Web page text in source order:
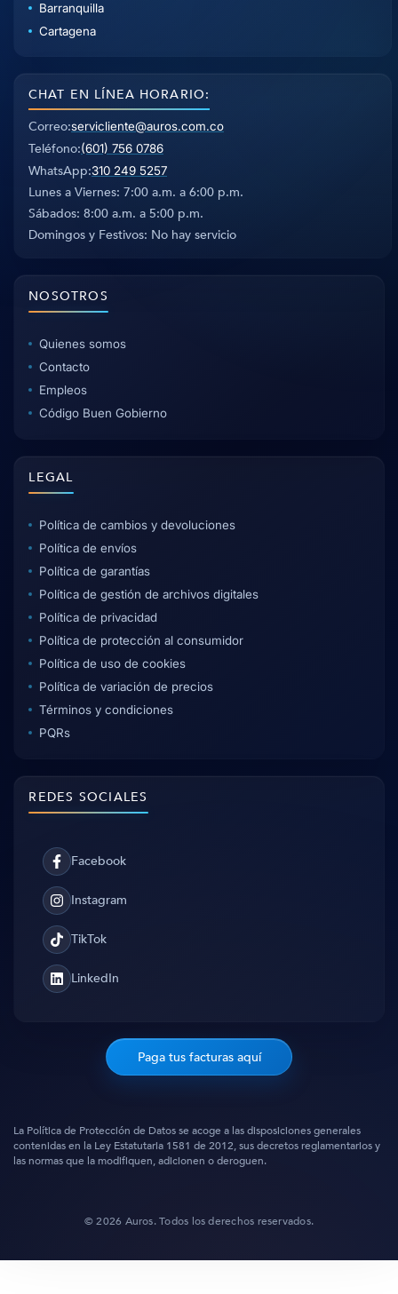
Barranquilla
Cartagena
CHAT EN LÍNEA HORARIO:
Correo servicliente@auros.com.co
Teléfono (601) 756 0786
WhatsApp 310 249 5257
Lunes a Viernes: 7:00 a.m. a 6:00 p.m.
Sábados: 8:00 a.m. a 5:00 p.m.
Domingos y Festivos: No hay servicio
NOSOTROS
Quienes somos
Contacto
Empleos
Código Buen Gobierno
LEGAL
Política de cambios y devoluciones
Política de envíos
Política de garantías
Política de gestión de archivos digitales
Política de privacidad
Política de protección al consumidor
Política de uso de cookies
Política de variación de precios
Términos y condiciones
PQRs
REDES SOCIALES
Facebook
Facebook
Instagram
Instagram
TikTokTikTok
Translation
missing:
LinkedIn
Paga tus facturas aquí
La Política de Protección de Datos se acoge a las disposiciones generales
contenidas en la Ley Estatutaria 1581 de 2012, sus decretos reglamentarios y
las normas que la modifiquen, adicionen o deroguen.
© 2026 Auros. Todos los derechos reservados.